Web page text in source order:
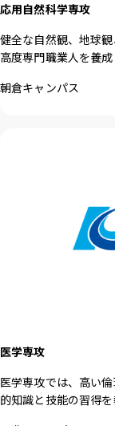
応用自然科学専攻
健全な自然観、地球
高度専門職業人を養成
朝倉キャンパス
医学専攻
医学専攻では、高い
的知識と技能の習得を